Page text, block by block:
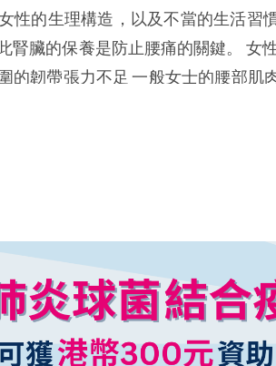
性的生理構造，以及不當的生活習
腎臟的保養是防止腰痛的關鍵。 女
的韌帶張力不足 一般女士的腰部肌